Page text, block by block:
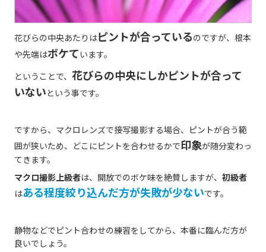
花びらの中央あたりはピントが合っているのですが、根本
や先端はボケています。
ということで、 花びらの中央にしかピントが合って
いないという事です。
ですから、マクロレンズで接写撮影する場合、ピントが合う範
囲が狭いため、どこにピントを合わせるかで印象が随分変わっ
てきます。
マクロ撮影上級者は、開放でのボケ味を絶賛しますが、 初級者
はある程度絞り込んだ方が失敗が少ないです。
静物などでピント合わせの練習をしてから、本番に臨んだ方が
良いでしょう。